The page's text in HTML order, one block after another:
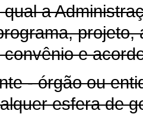
a
e
- órgão ou
esfera de